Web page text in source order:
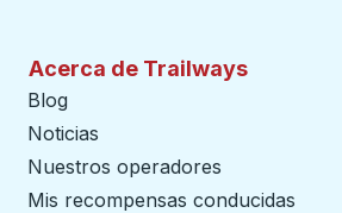
Acerca de Trailways
Blog
Noticias
Nuestros operadores
Mis recompensas conducidas